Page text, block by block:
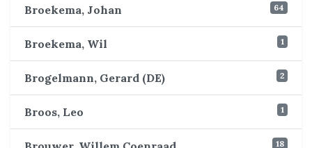
Broekema, Johan 64
Broekema, Wil 1
Brogelmann, Gerard (DE) 2
Broos, Leo 1
18